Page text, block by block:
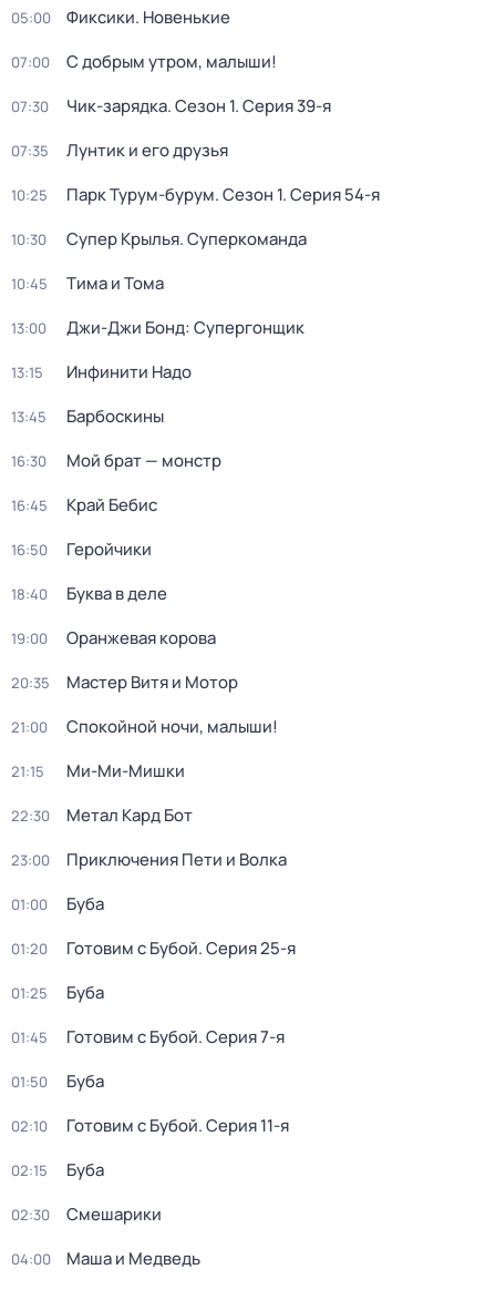
05:00 Фиксики. Новенькие
07:00 С добрым утром, малыши!
07:30 Чик-зарядка. Сезон 1. Серия 39-я
07:35 Лунтик и его друзья
10:25 Парк Турум-бурум. Сезон 1. Серия 54-я
10:30 Супер Крылья. Суперкоманда
10:45 Тима и Тома
13:00 Джи-Джи Бонд: Супергонщик
13:15 Инфинити Надо
13:45 Барбоскины
16:30 Мой брат — монстр
16:45 Край Бебис
16:50 Геройчики
18:40 Буква в деле
19:00 Оранжевая корова
20:35 Мастер Витя и Мотор
21:00 Спокойной ночи, малыши!
21:15 Ми-Ми-Мишки
22:30 Метал Кард Бот
23:00 Приключения Пети и Волка
01:00 Буба
01:20 Готовим с Бубой. Серия 25-я
01:25 Буба
01:45 Готовим с Бубой. Серия 7-я
01:50 Буба
02:10 Готовим с Бубой. Серия 11-я
02:15 Буба
02:30 Смешарики
04:00 Маша и Медведь